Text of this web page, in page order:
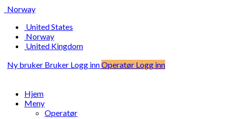
Norway
United States
Norway
United Kingdom
Ny bruker Bruker Logg innOperatør Logg inn
Hjem
Meny
Operatør